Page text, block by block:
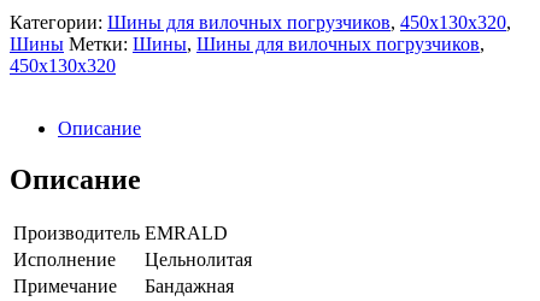
Категории: Шины для вилочных погрузчиков, 450х130х320,
Шины Метки: Шины, Шины для вилочных погрузчиков,
450х130х320
Описание
Описание
Производитель EMRALD
Исполнение
Цельнолитая
Примечание
Бандажная